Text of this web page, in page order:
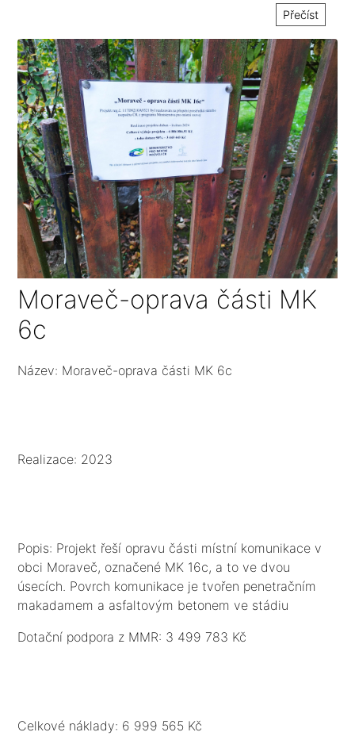
Přečíst
Moraveč-oprava části MK
6c
Název: Moraveč-oprava části MK 6c
Realizace: 2023
Popis: Projekt řeší opravu části místní komunikace v
obci Moraveč, označené MK 16c, a to ve dvou
úsecích. Povrch komunikace je tvořen penetračním
makadamem a asfaltovým betonem ve stádiu
jsou dostačující. Nevyhovující je stávající kryt z
podélným a příčným spádem do nezpevněných ploch.
Dotační podpora z MMR: 3 499 783 Kč
Celkové náklady: 6 999 565 Kč